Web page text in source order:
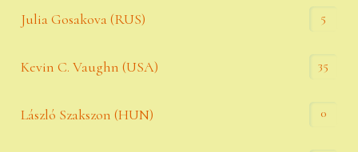
Julia Gosakova (RUS) 5
Kevin C. Vaughn (USA) 35
László Szakszon (HUN) 0